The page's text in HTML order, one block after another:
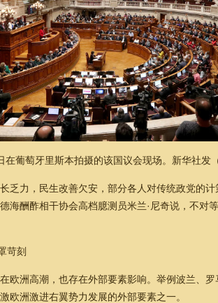
在葡萄牙里斯本拍摄的该国议会现场。新华社发
乏力，民生改善欠安，部分各人对传统政党的
海酬酢相干协会高档臆测员米兰·尼奇说，不
苛刻
欧洲高潮，也存在外部要素影响。举例波兰、
欧洲激进右翼势力发展的外部要素之一。